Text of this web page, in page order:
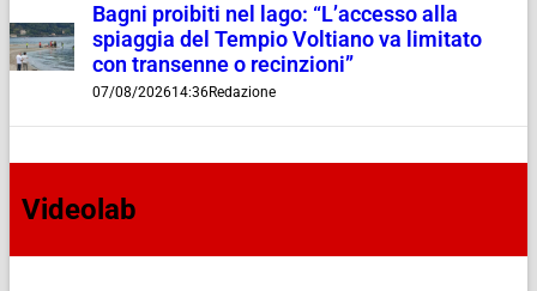
Bagni proibiti nel lago: “L’accesso alla
spiaggia del Tempio Voltiano va limitato
con transenne o recinzioni”
07/08/202614:36Redazione
Videolab